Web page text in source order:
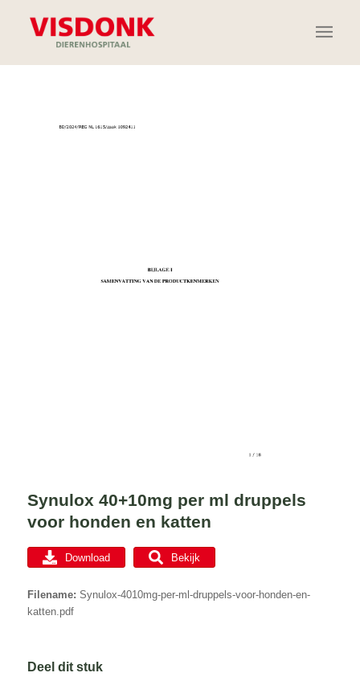
Synulox 40+10mg per ml druppels
voor honden en katten
Download Bekijk
Filename: Synulox-4010mg-per-ml-druppels-voor-honden-en-
katten.pdf
Deel dit stuk